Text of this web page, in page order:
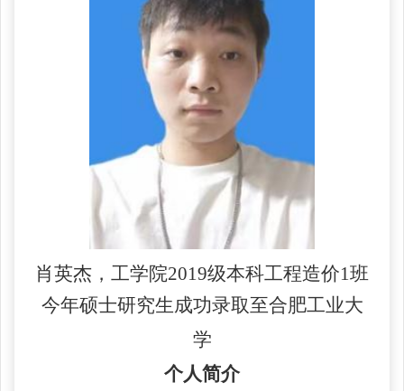
肖英杰，工学院2019级本科工程造价1班
今年硕士研究生成功录取至合肥工业大
学
个人简介